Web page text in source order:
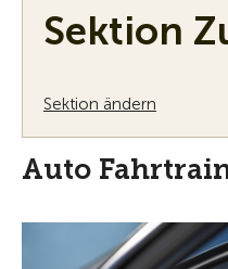
Sektion
Sektion ändern
Auto